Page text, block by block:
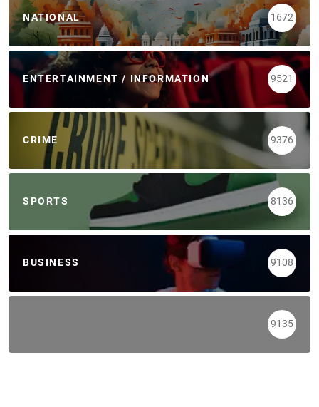
NATIONAL 1672
ENTERTAINMENT / INFORMATION 9521
CRIME 9376
SPORTS 8136
BUSINESS 9108
9135